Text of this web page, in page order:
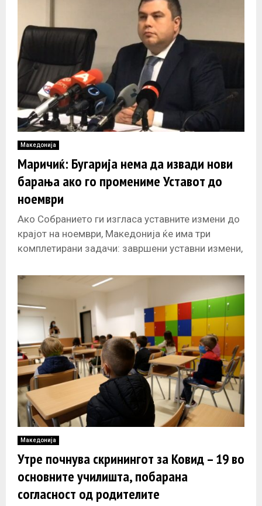
Македонија
Маричиќ: Бугарија нема да извади нови
барања ако го промениме Уставот до
ноември
Ако Собранието ги изгласа уставните измени до
крајот на ноември, Македонија ќе има три
комплетирани задачи: завршени уставни измени,
Македонија
Утре почнува скринингот за Ковид – 19 во
основните училишта, побарана
согласност од родителите